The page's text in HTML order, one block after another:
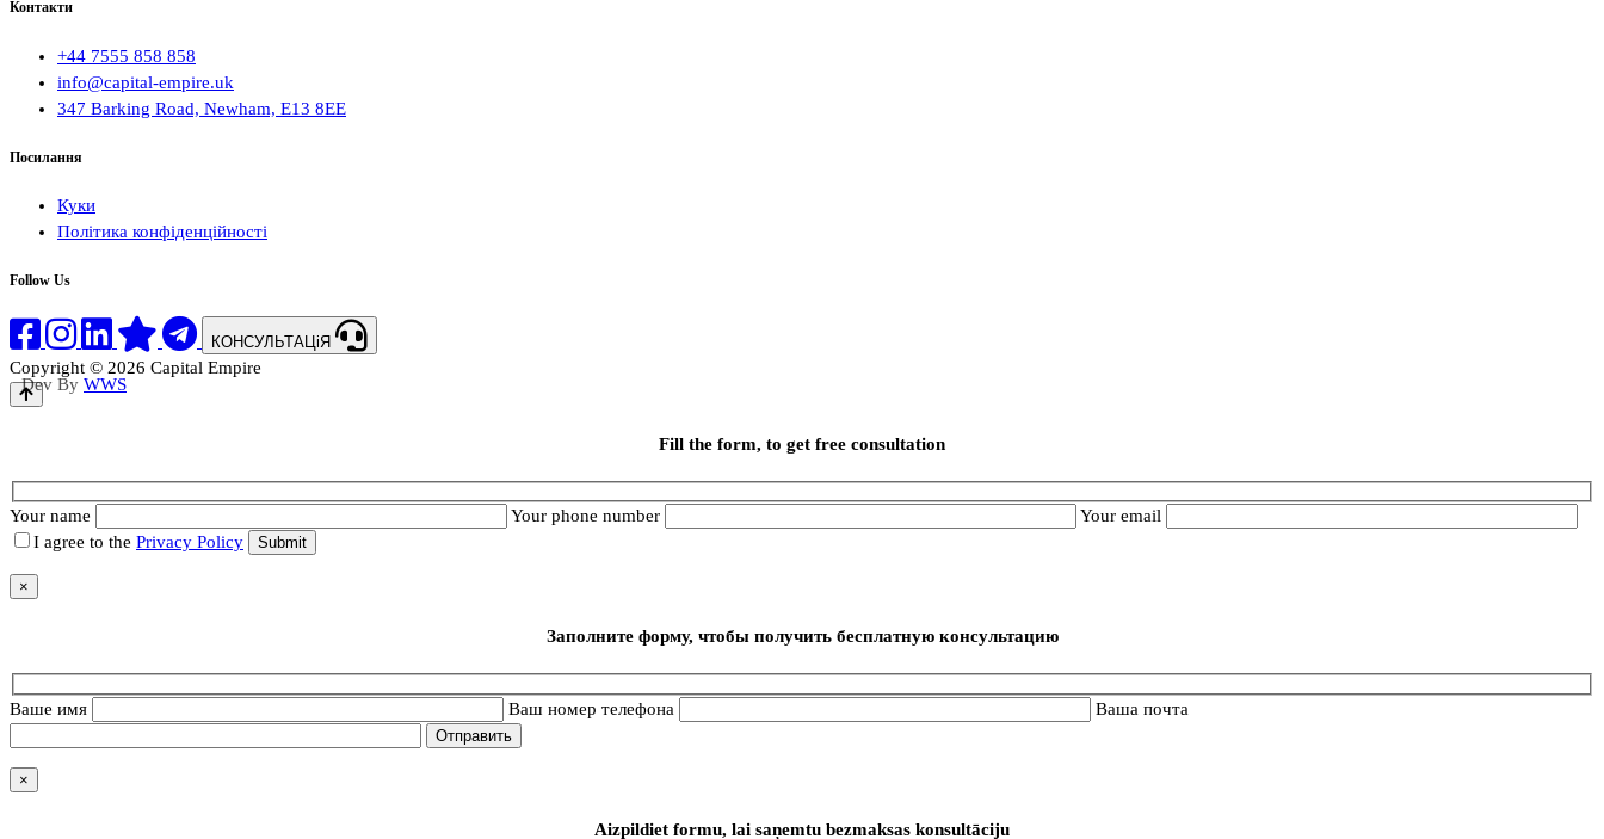
Контакти
+44 7555 858 858
info@capital-empire.uk
347 Barking Road, Newham, E13 8EE
Посилання
Куки
Політика конфіденційності
Follow Us
КОНСУЛЬТАЦіЯ
Copyright © 2026 Capital Empire
Dev By WWS
Fill the form, to get free consultation
Your name Your phone number
Your email
I agree to the Privacy Policy
×
Заполните форму, чтобы получить бесплатную консультацию
Ваше имя Ваш номер телефона Ваша почта
×
Aizpildiet formu, lai saņemtu bezmaksas konsultāciju